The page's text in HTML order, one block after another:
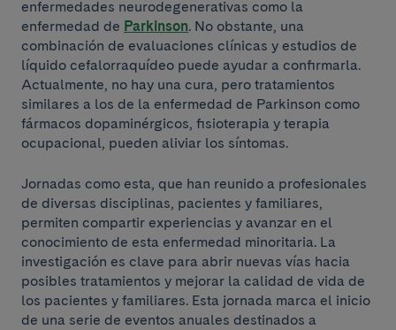
enfermedades neurodegenerativas como la
enfermedad de Parkinson. No obstante, una
combinación de evaluaciones clínicas y estudios de
líquido cefalorraquídeo puede ayudar a confirmarla.
Actualmente, no hay una cura, pero tratamientos
similares a los de la enfermedad de Parkinson como
fármacos dopaminérgicos, fisioterapia y terapia
ocupacional, pueden aliviar los síntomas.
Jornadas como esta, que han reunido a profesionales
de diversas disciplinas, pacientes y familiares,
permiten compartir experiencias y avanzar en el
conocimiento de esta enfermedad minoritaria. La
investigación es clave para abrir nuevas vías hacia
posibles tratamientos y mejorar la calidad de vida de
los pacientes y familiares. Esta jornada marca el inicio
de una serie de eventos anuales destinados a